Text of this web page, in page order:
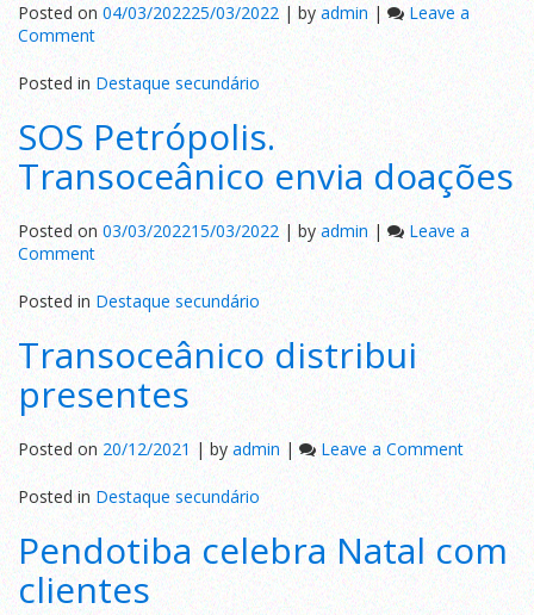
Posted on04/03/202225/03/2022| byadmin|
Leave a
Commenton
Motoristas
do
TransOceânico
fazem
treinamento
Posted inDestaque secundário
SOS Petrópolis.
Transoceânico envia doações
Posted on 03/03/202215/03/2022| byadmin |
Leave a
Commenton
SOS
Petrópolis.
Transoceânico
envia
doações
Posted inDestaque secundário
Transoceânico distribui
presentes
Posted on20/12/2021|byadmin | Leave a Commenton
distribui
Posted in Destaque secundário
Pendotiba celebra Natal com
clientes